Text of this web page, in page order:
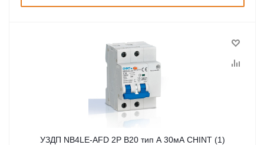
УЗДП NB4LE-AFD 2P B20 тип A 30мА CHINT (1)